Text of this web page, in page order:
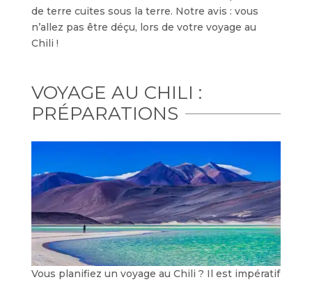
de terre cuites sous la terre. Notre avis : vous
n’allez pas être déçu, lors de votre voyage au
Chili !
VOYAGE AU CHILI :
PRÉPARATIONS
Vous planifiez un voyage au Chili ? Il est impératif